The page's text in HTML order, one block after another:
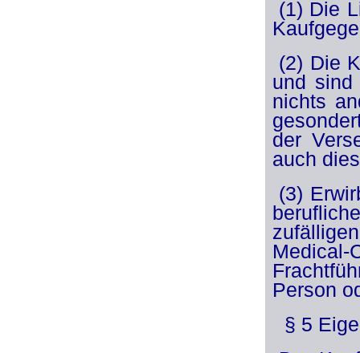
(1) Die
(2) Die
und sind
nichts
der
auch
(3)
Person
§ 5